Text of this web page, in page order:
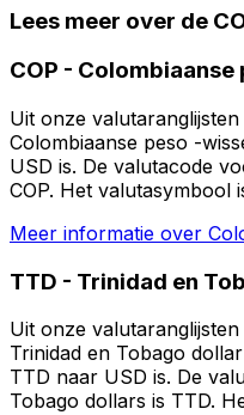
Lees meer over de
COP - Colombiaanse
Uit onze
Colombiaanse peso -
USD is. De valutacode
COP. Het valutasymbool
Meer informatie over
TTD - Trinidad en
Uit onze
Trinidad en Tobago
TTD naar USD is. De
Tobago dollars is TTD.